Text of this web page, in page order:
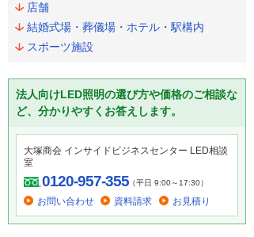
店舗
結婚式場・葬儀場・ホテル・駅構内
スポーツ施設
法人向けLED照明の選び方や価格のご相談な
ど、分かりやすくお答えします。
大塚商会 インサイドビジネスセンター LED相談
室
0120-957-355（平日 9:00～17:30）
お問い合わせ 資料請求 お見積り